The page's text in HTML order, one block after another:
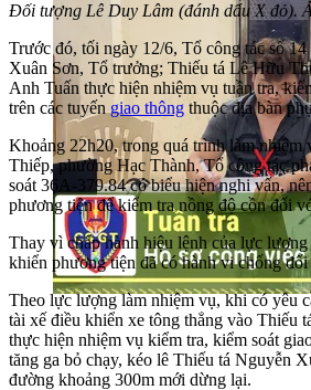
Đối tượng Lê Duy Lâm (đánh dấu X đỏ).
Trước đó, tối ngày 12/6, Tổ công tác số
Xuân Sơn, Tổ trưởng; Thiếu tá Lê Hữu
Anh Tuấn thực hiện nhiệm vụ tuần tra,
trên các tuyếngiao thông thuộc địa bàn
Khoảng 22h20, trong quá trình làm nhiệm
Thiếp, phường Hạc Thành, Tổ công tác
soát 36A-379.84 có biểu hiện nghi vấn,
phương tiện để kiểm tra nồng độ cồn đối
Thay vì chấp hành hiệu lệnh của lực
khiển phương tiện đã có hành vi chống
Theo lực lượng làm nhiệm vụ, khi có yêu
tài xế điều khiển xe tông thẳng vào Thiếu
thực hiện nhiệm vụ kiểm tra, kiểm soát
tăng ga bỏ chạy, kéo lê Thiếu tá Nguyễn
đường khoảng 300m mới dừng lại.